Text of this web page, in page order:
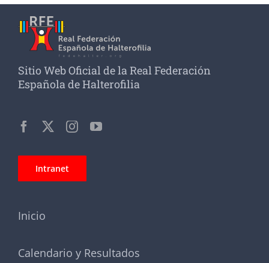
Sitio Web Oficial de la Real Federación
Española de Halterofilia
Intranet
Inicio
Calendario y Resultados